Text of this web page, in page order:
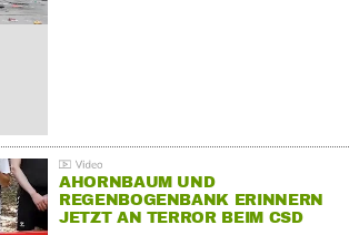
AHORNBAUM UND
REGENBOGENBANK ERINNERN
JETZT AN TERROR BEIM CSD